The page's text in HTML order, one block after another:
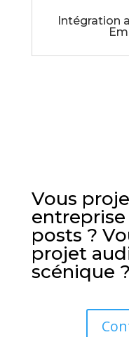
Intégration
Vous
entreprise
posts ?
projet
scénique ?